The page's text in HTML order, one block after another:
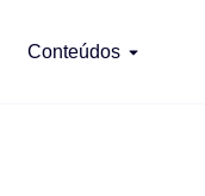
Conteúdos